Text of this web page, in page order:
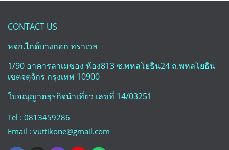
CONTACT US
หจก.ไกด์บางกอก ทราเวล
1/90 อาคารลาเมซอง ห้อง813 ซ.พหลโยธิน24 ถ.พหลโยธิน
เขตจตุจักร กรุงเทพ 10900
ใบอณุญาตธุรกิจนำเที่ยว เลขที่ 14/03251
Tel : 0813459286
Email : vuttikone@gmail.com